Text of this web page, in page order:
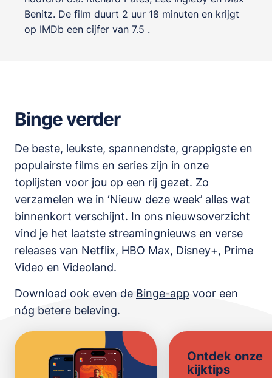
Benitz. De film duurt 2 uur 18 minuten en krijgt
op IMDb een cijfer van 7.5 .
Binge verder
De beste, leukste, spannendste, grappigste en
populairste films en series zijn in onze
toplijsten voor jou op een rij gezet. Zo
verzamelen we in ‘Nieuw deze week’ alles wat
binnenkort verschijnt. In ons nieuwsoverzicht
vind je het laatste streamingnieuws en verse
releases van Netflix, HBO Max, Disney+, Prime
Video en Videoland.
Download ook even de Binge-app voor een
nóg betere beleving.
Ontdek onze
kijktips